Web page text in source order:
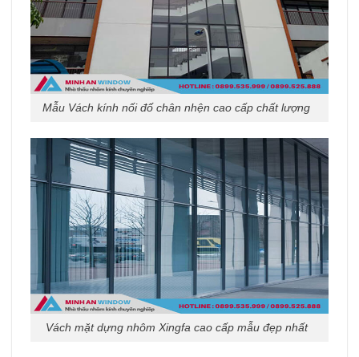
Mẫu Vách kính nối đố chân nhện cao cấp chất lượng
Vách mặt dựng nhôm Xingfa cao cấp mẫu đẹp nhất